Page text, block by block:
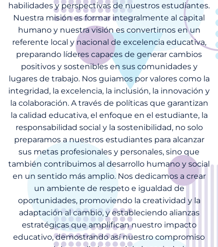
habilidades y perspectivas de nuestros estudiantes.
Nuestra misión es formar integralmente al capital
humano y nuestra visión es convertirnos en un
referente local y nacional de excelencia educativa,
preparando líderes capaces de generar cambios
positivos y sostenibles en sus comunidades y
lugares de trabajo. Nos guiamos por valores como la
integridad, la excelencia, la inclusión, la innovación y
la colaboración. A través de políticas que garantizan
la calidad educativa, el enfoque en el estudiante, la
responsabilidad social y la sostenibilidad, no solo
preparamos a nuestros estudiantes para alcanzar
sus metas profesionales y personales, sino que
también contribuimos al desarrollo humano y social
en un sentido más amplio. Nos dedicamos a crear
un ambiente de respeto e igualdad de
oportunidades, promoviendo la creatividad y la
adaptación al cambio, y estableciendo alianzas
estratégicas que amplifican nuestro impacto
educativo, demostrando así nuestro compromiso